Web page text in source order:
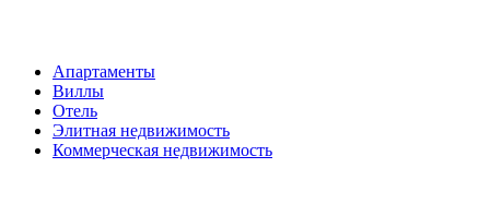
Апартаменты
Виллы
Отель
Элитная недвижимость
Коммерческая недвижимость